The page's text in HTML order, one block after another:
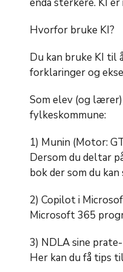
enda sterkere. KI
Hvorfor bruke KI?
Du kan bruke KI til
forklaringer og
Som elev (og
fylkeskommune:
1) Munin (Motor:
Dersom du deltar
bok der som du
2) Copilot i
Microsoft 365
3) NDLA sine
Her kan du få tips